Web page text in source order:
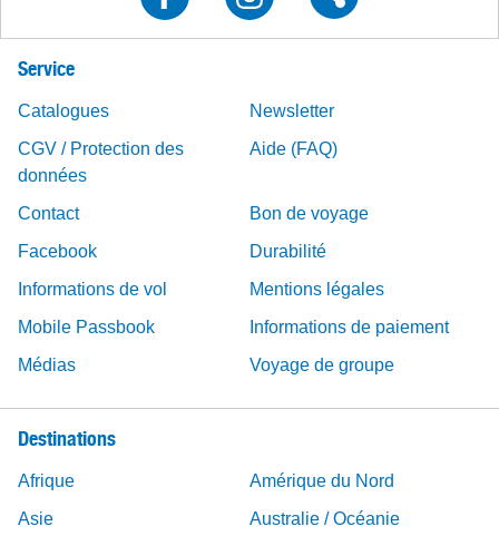
Service
Catalogues
Newsletter
CGV / Protection des
données
Aide (FAQ)
Contact
Bon de voyage
Facebook
Durabilité
Informations de vol
Mentions légales
Mobile Passbook
Informations de paiement
Médias
Voyage de groupe
Destinations
Afrique
Amérique du Nord
Asie
Australie / Océanie